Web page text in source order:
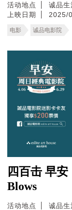
活动地点
诚品
上映日期
2025/
电影 诚品电影院
四百击 早
Blows
活动地点
诚品